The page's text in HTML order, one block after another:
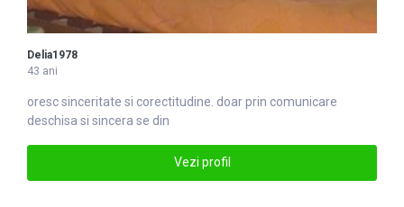
Delia1978
43 ani
oresc sinceritate si corectitudine. doar prin comunicare
deschisa si sincera se din
Vezi profil